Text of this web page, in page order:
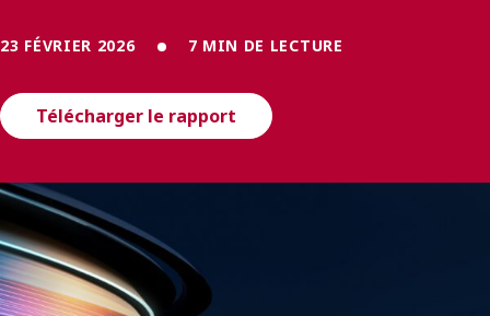
Réseau des anciens d’Osler
Contactez-nous
ENGLISH
S’abonner aux articles Osler
23 FÉVRIER 2026 7 MIN DE LECTURE
Télécharger le rapport